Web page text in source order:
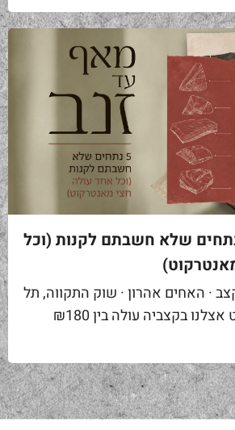
עד זנב: 5 נתחים שלא חשבתם לקנות (וכל
· האחים אהרון · שוק התקווה, תל
אביב קילו אנטרקוט אצלנו בקצביה עולה בין ₪180